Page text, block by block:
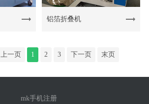
铝箔折叠机
上一页 1 2 3 下一页 末页
mk手机注册